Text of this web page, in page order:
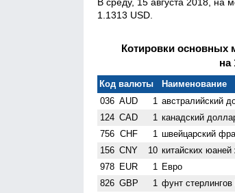
1.1313 USD.
Котировки основных
на
Код валюты Наименование
036 AUD 1 австралийский
124 CAD 1 канадский
756 CHF 1 швейцарский
156 CNY 10 китайских
978 EUR 1 Евро
826 GBP 1 фунт